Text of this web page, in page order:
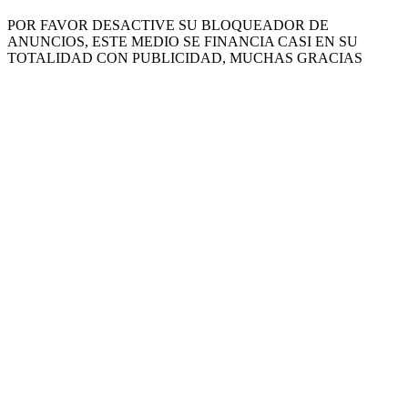
POR FAVOR DESACTIVE SU BLOQUEADOR DE
ANUNCIOS, ESTE MEDIO SE FINANCIA CASI EN SU
TOTALIDAD CON PUBLICIDAD, MUCHAS GRACIAS